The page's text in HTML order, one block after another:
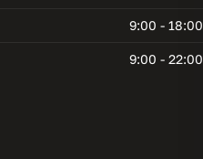
9:00 - 18:00
9:00 - 22:00